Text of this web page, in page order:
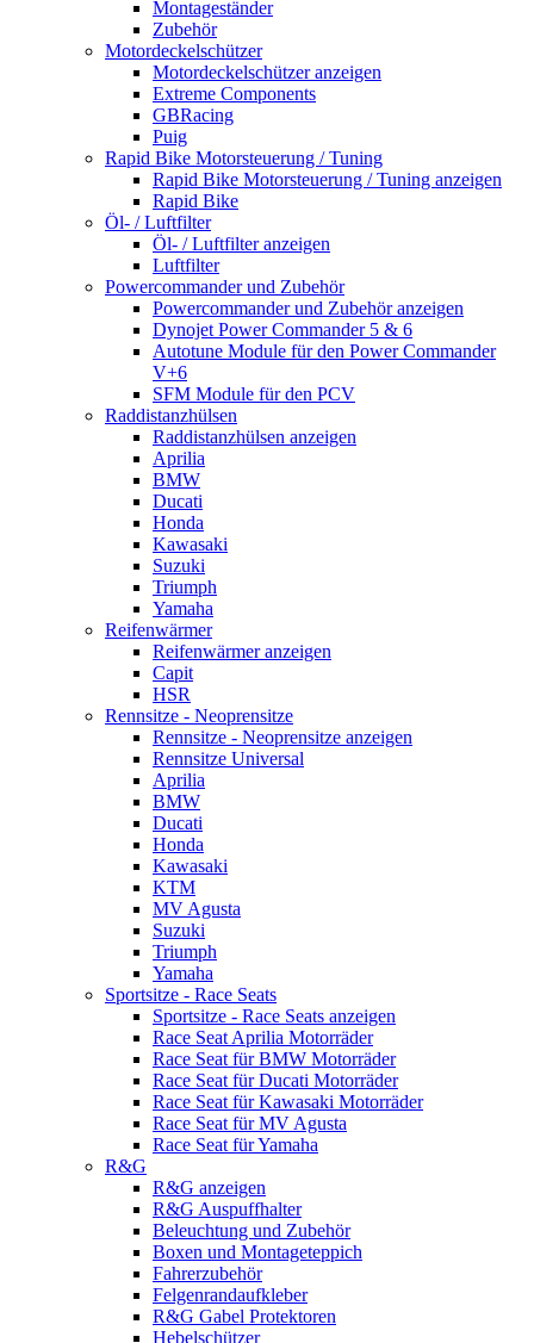
Montageständer
Zubehör
Motordeckelschützer
Motordeckelschützer anzeigen
Extreme Components
GBRacing
Puig
Rapid Bike Motorsteuerung / Tuning
Rapid Bike Motorsteuerung / Tuning anzeigen
Rapid Bike
Öl- / Luftfilter
Öl- / Luftfilter anzeigen
Luftfilter
Powercommander und Zubehör
Powercommander und Zubehör anzeigen
Dynojet Power Commander 5 & 6
Autotune Module für den Power Commander
V+6
SFM Module für den PCV
Raddistanzhülsen
Raddistanzhülsen anzeigen
Aprilia
BMW
Ducati
Honda
Kawasaki
Suzuki
Triumph
Yamaha
Reifenwärmer
Reifenwärmer anzeigen
Capit
HSR
Rennsitze - Neoprensitze
Rennsitze - Neoprensitze anzeigen
Rennsitze Universal
Aprilia
BMW
Ducati
Honda
Kawasaki
KTM
MV Agusta
Suzuki
Triumph
Yamaha
Sportsitze - Race Seats
Sportsitze - Race Seats anzeigen
Race Seat Aprilia Motorräder
Race Seat für BMW Motorräder
Race Seat für Ducati Motorräder
Race Seat für Kawasaki Motorräder
Race Seat für MV Agusta
Race Seat für Yamaha
R&G
R&G anzeigen
R&G Auspuffhalter
Beleuchtung und Zubehör
Boxen und Montageteppich
Fahrerzubehör
Felgenrandaufkleber
R&G Gabel Protektoren
Hebelschützer